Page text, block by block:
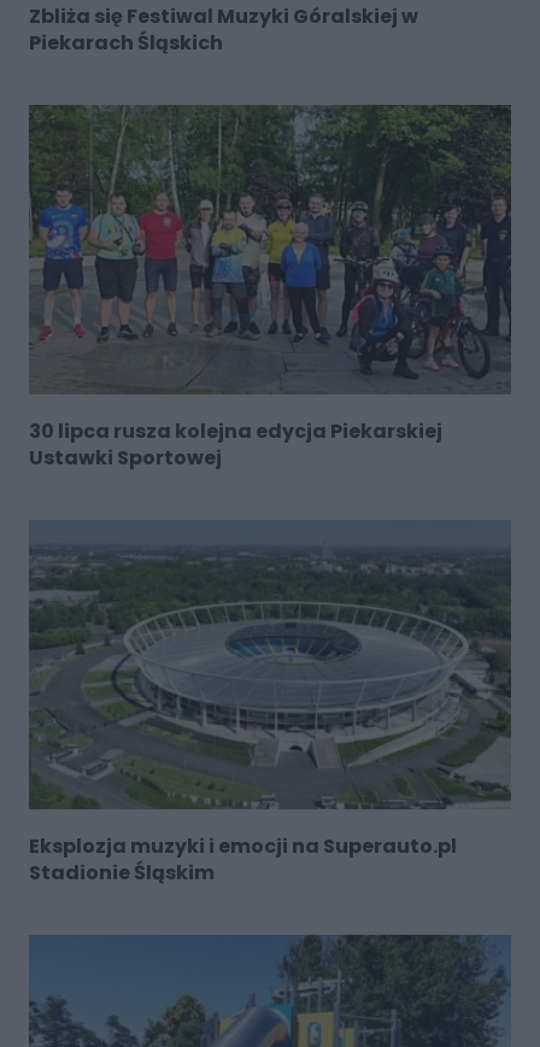
Zbliża się Festiwal Muzyki Góralskiej w
Piekarach Śląskich
30 lipca rusza kolejna edycja Piekarskiej
Ustawki Sportowej
Eksplozja muzyki i emocji na Superauto.pl
Stadionie Śląskim